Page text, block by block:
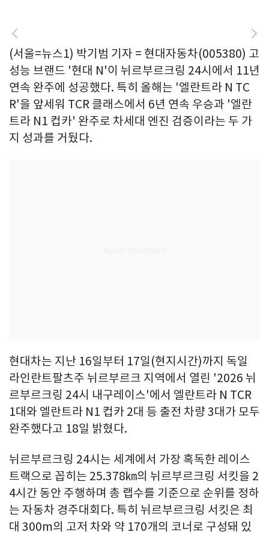
(서울=뉴스1) 박기범 기자 = 현대자동차(005380) 고
성능 브랜드 '현대 N'이 뉘르부르크링 24시에서 11년
연속 완주에 성공했다. 특히 올해는 '엘란트라 N TC
R'을 앞세워 TCR 클래스에서 6년 연속 우승과 '엘란
트라 N1 컵카' 완주로 차세대 엔진 검증이라는 두 가
지 성과를 거뒀다.
현대차는 지난 16일부터 17일(현지시간)까지 독일
라인란트팔츠주 뉘르부르크 지역에서 열린 '2026 뉘
르부르크링 24시 내구레이스'에서 엘란트라 N TCR
1대와 엘란트라 N1 컵카 2대 등 출전 차량 3대가 모두
완주했다고 18일 밝혔다.
뉘르부르크링 24시는 세계에서 가장 혹독한 레이스
트랙으로 꼽히는 25.378㎞의 뉘르부르크링 서킷을 2
4시간 동안 주행하며 총 랩수를 기준으로 순위를 정하
는 자동차 경주대회다. 특히 뉘르부르크링 서킷은 최
대 300m의 고저 차와 약 170개의 코너로 구성돼 있